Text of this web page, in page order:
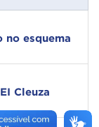
no esquema
Cleuza